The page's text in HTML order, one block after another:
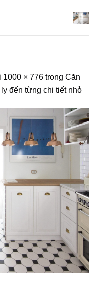
1000 × 776 trong Căn
đến từng chi tiết nhỏ